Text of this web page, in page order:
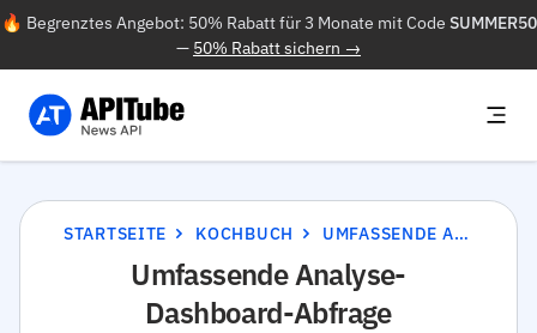
🔥 Begrenztes Angebot: 50% Rabatt für 3 Monate mit Code SUMMER50
— 50% Rabatt sichern →
STARTSEITE KOCHBUCH UMFASSENDE ANALYSE-DASHBOARD-ABFRAGE
Umfassende Analyse-
Dashboard-Abfrage